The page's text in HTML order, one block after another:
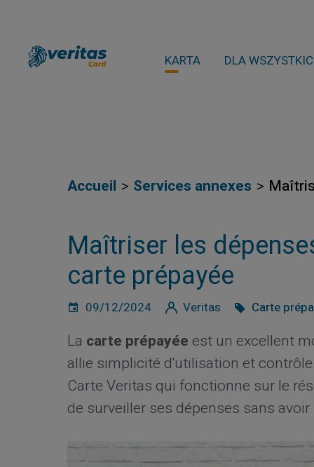
KARTA DLA
Accueil Services annexes
Maîtriser les
carte prépayée
09/12/2024 Veritas Carte
La carte prépayéeest un excellent
allie simplicité d'utilisation et
Carte Veritas qui fonctionne sur le
de surveiller ses dépenses sans